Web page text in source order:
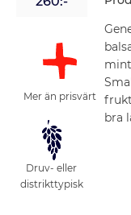
Mer än prisvärt
Druv- eller
distrikttypisk
bra